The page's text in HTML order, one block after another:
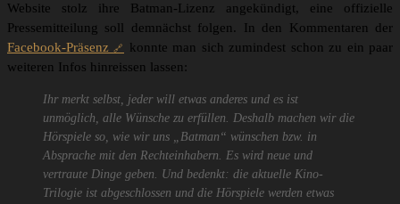
Website stolz ihre Batman-Lizenz angekündigt, eine offizielle
Pressemitteilung soll demnächst folgen. In den Kommentaren der
Facebook-Präsenz
konnte man sich zumindest schon zu ein paar
weiteren Infos hinreissen lassen:
Ihr merkt selbst, jeder will etwas anderes und es ist
unmöglich, alle Wünsche zu erfüllen. Deshalb machen wir die
Hörspiele so, wie wir uns „Batman“ wünschen bzw. in
Absprache mit den Rechteinhabern. Es wird neue und
vertraute Dinge geben. Und bedenkt: die aktuelle Kino-
Trilogie ist abgeschlossen und die Hörspiele werden etwas